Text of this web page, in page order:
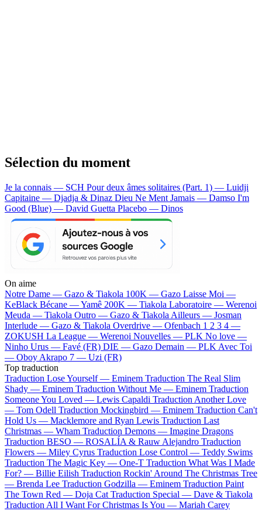
Sélection du moment
Je la connais — SCH Pour deux âmes solitaires (Part. 1) — Luidji
Capitaine — Djadja & Dinaz Dieu Ne Ment Jamais — Damso I'm
Good (Blue) — David Guetta Placebo — Dinos
On aime
Notre Dame — Gazo & Tiakola 100K — Gazo Laisse Moi —
KeBlack Bécane —Yamê 200K — Tiakola Laboratoire — Werenoi
Meuda — Tiakola Outro — Gazo & Tiakola Ailleurs — Josman
Interlude — Gazo & Tiakola Overdrive — Ofenbach 1 2 3 4 —
ZOKUSH La League — Werenoi Nouvelles — PLK No love —
Ninho Urus — Favé (FR) DIE — Gazo Demain — PLK Avec Toi
— Oboy Akrapo 7 — Uzi (FR)
Top traduction
Traduction Lose Yourself — Eminem Traduction The Real Slim
Shady — Eminem Traduction Without Me — Eminem Traduction
Someone You Loved — Lewis Capaldi Traduction Another Love
— Tom Odell Traduction Mockingbird — Eminem Traduction Can't
Hold Us — Macklemore and Ryan Lewis Traduction Last
Christmas — Wham Traduction Demons — Imagine Dragons
Traduction BESO — ROSALÍA & Rauw Alejandro Traduction
Flowers — Miley Cyrus Traduction Lose Control — Teddy Swims
Traduction The Magic Key — One-T Traduction What Was I Made
For? — Billie Eilish Traduction Rockin' Around The Christmas Tree
— Brenda Lee Traduction Godzilla — Eminem Traduction Paint
The Town Red — Doja Cat Traduction Special — Dave & Tiakola
Traduction All I Want For Christmas Is You — Mariah Carey